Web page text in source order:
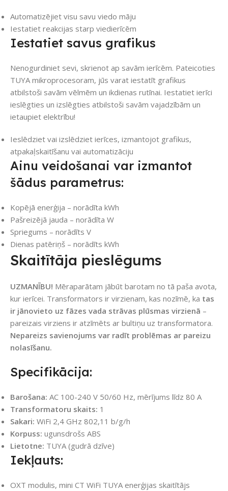
Automatizējiet visu savu viedo māju
Iestatiet reakcijas starp viedierīcēm
Iestatiet savus grafikus
Nenogurdiniet sevi, skrienot ap savām ierīcēm. Pateicoties
TUYA mikroprocesoram, jūs varat iestatīt grafikus
atbilstoši savām vēlmēm un ikdienas rutīnai. Iestatiet ierīci
ieslēgties un izslēgties atbilstoši savām vajadzībām un
ietaupiet elektrību!
Ieslēdziet vai izslēdziet ierīces, izmantojot grafikus,
atpakaļskaitīšanu vai automatizāciju
Ainu veidošanai var izmantot
šādus parametrus:
Kopējā enerģija – norādīta kWh
Pašreizējā jauda – norādīta W
Spriegums – norādīts V
Dienas patēriņš – norādīts kWh
Skaitītāja pieslēgums
UZMANĪBU! Mēraparātam jābūt barotam no tā paša avota,
kur ierīcei. Transformators ir virzienam, kas nozīmē, ka tas
ir jānovieto uz fāzes vada strāvas plūsmas virzienā –
pareizais virziens ir atzīmēts ar bultiņu uz transformatora.
Nepareizs savienojums var radīt problēmas ar pareizu
nolasīšanu.
Specifikācija:
Barošana: AC 100-240 V 50/60 Hz, mērījums līdz 80 A
Transformatoru skaits: 1
Sakari: WiFi 2,4 GHz 802,11 b/g/h
Korpuss: ugunsdrošs ABS
Lietotne: TUYA (gudrā dzīve)
Iekļauts:
OXT modulis, mini CT WiFi TUYA enerģijas skaitītājs